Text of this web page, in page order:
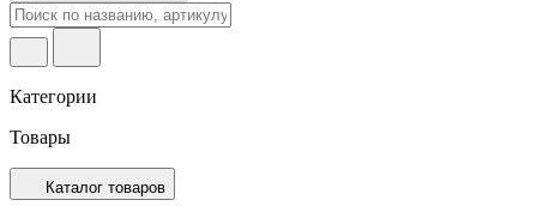
Категории
Товары
Каталог товаров